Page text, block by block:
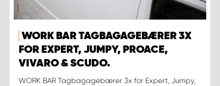
WORK BAR TAGBAGAGEBÆRER 3X
FOR EXPERT, JUMPY, PROACE,
VIVARO & SCUDO.
WORK BAR Tagbagagebærer 3x for Expert, Jumpy,